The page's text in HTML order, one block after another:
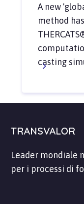
A new
method
casting
TRANSVALOR
Leader mondiale
per i processi di